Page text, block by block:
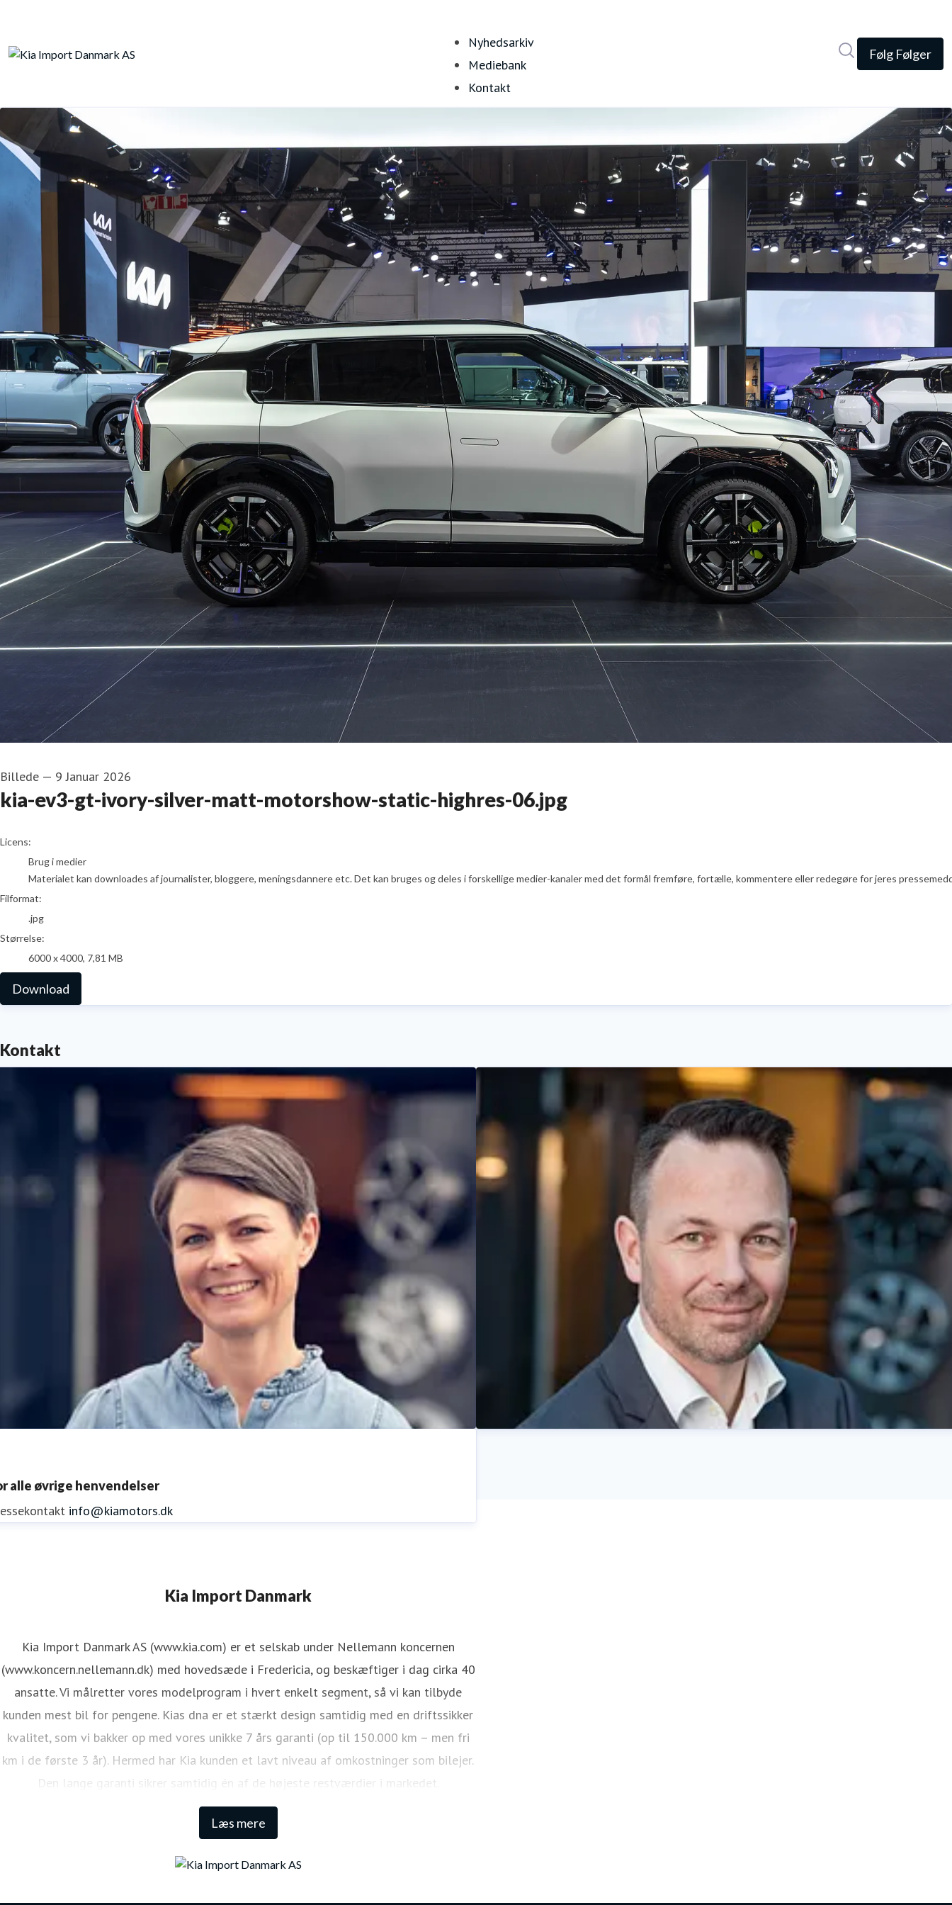
Nyhedsarkiv
Mediebank
Kontakt
Følg Følger
Billede — 9 Januar 2026
kia-ev3-gt-ivory-silver-matt-motorshow-static-highres-06.jpg
go to media item
Licens:
Brug i medier
Materialet kan downloades af journalister, bloggere, meningsdannere etc. Det kan bruges og deles i forskellige medier-kanaler med det formål fremføre, fortælle, kommentere eller redegøre for jeres
Filformat:
.jpg
Størrelse:
6000 x 4000, 7,81 MB
Download
Kontakt
alle øvrige henvendelser
info@kiamotors.dk
Kia Import Danmark
Læs mere
Kia Import Danmark AS (www.kia.com) er et selskab under Nellemann koncernen
(www.koncern.nellemann.dk) med hovedsæde i Fredericia, og beskæftiger i dag cirka 40
ansatte. Vi målretter vores modelprogram i hvert enkelt segment, så vi kan tilbyde
kunden mest bil for pengene. Kias dna er et stærkt design samtidig med en driftssikker
kvalitet, som vi bakker op med vores unikke 7 års garanti (op til 150.000 km – men fri
km i de første 3 år). Hermed har Kia kunden et lavt niveau af omkostninger som bilejer.
Den lange garanti sikrer samtidig én af de højeste restværdier i markedet.